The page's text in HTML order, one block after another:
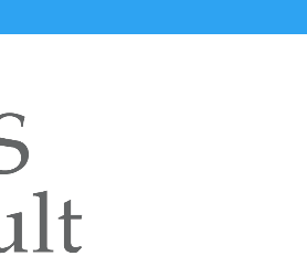
relatif au